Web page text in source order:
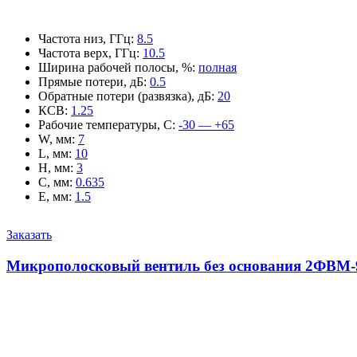
Частота низ, ГГц: 8.5
Частота верх, ГГц: 10.5
Ширина рабочей полосы, %: полная
Прямые потери, дБ: 0.5
Обратные потери (развязка), дБ: 20
КСВ: 1.25
Рабочие температуры, С: -30 — +65
W, мм: 7
L, мм: 10
H, мм: 3
C, мм: 0.635
E, мм: 1.5
Заказать
Микрополосковый вентиль без основания 2ФВМ-